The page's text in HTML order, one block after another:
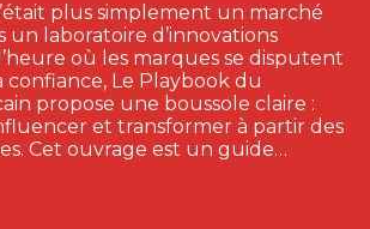
plus simplement un marché
un laboratoire d’innovations
où les marques se disputent
confiance, Le Playbook du
propose une boussole claire :
et transformer à partir des
Cet ouvrage est un guide…